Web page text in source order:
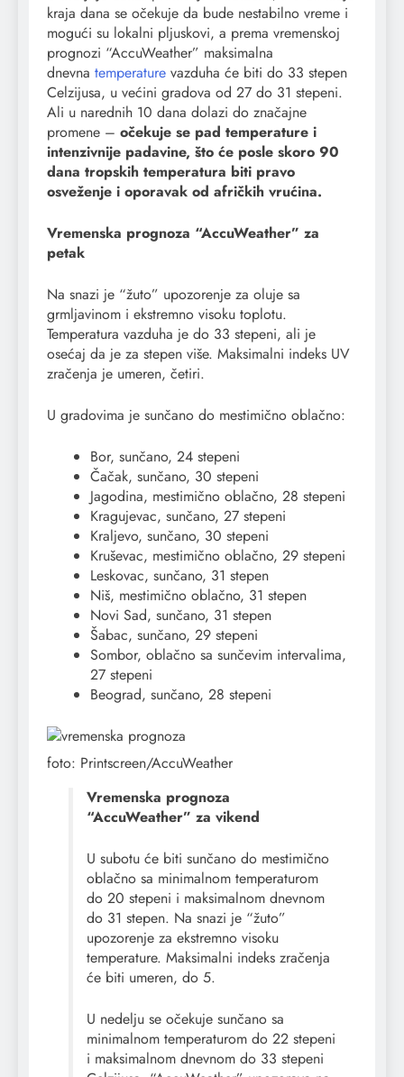
kraja dana se očekuje da bude nestabilno vreme i
mogući su lokalni pljuskovi, a prema vremenskoj
prognozi “AccuWeather” maksimalna
dnevna temperature vazduha će biti do 33 stepen
Celzijusa, u većini gradova od 27 do 31 stepeni.
Ali u narednih 10 dana dolazi do značajne
promene – očekuje se pad temperature i
intenzivnije padavine, što će posle skoro 90
dana tropskih temperatura biti pravo
osveženje i oporavak od afričkih vrućina.
Vremenska prognoza “AccuWeather” za
petak
Na snazi je “žuto” upozorenje za oluje sa
grmljavinom i ekstremno visoku toplotu.
Temperatura vazduha je do 33 stepeni, ali je
osećaj da je za stepen više. Maksimalni indeks UV
zračenja je umeren, četiri.
U gradovima je sunčano do mestimično oblačno:
Bor, sunčano, 24 stepeni
Čačak, sunčano, 30 stepeni
Jagodina, mestimično oblačno, 28 stepeni
Kragujevac, sunčano, 27 stepeni
Kraljevo, sunčano, 30 stepeni
Kruševac, mestimično oblačno, 29 stepeni
Leskovac, sunčano, 31 stepen
Niš, mestimično oblačno, 31 stepen
Novi Sad, sunčano, 31 stepen
Šabac, sunčano, 29 stepeni
Sombor, oblačno sa sunčevim intervalima,
27 stepeni
Beograd, sunčano, 28 stepeni
foto: Printscreen/AccuWeather
Vremenska prognoza
“AccuWeather” za vikend
U subotu će biti sunčano do mestimično
oblačno sa minimalnom temperaturom
do 20 stepeni i maksimalnom dnevnom
do 31 stepen. Na snazi je “žuto”
upozorenje za ekstremno visoku
temperature. Maksimalni indeks zračenja
će biti umeren, do 5.
U nedelju se očekuje sunčano sa
minimalnom temperaturom do 22 stepeni
i maksimalnom dnevnom do 33 stepeni